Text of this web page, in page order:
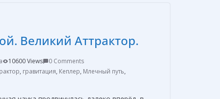
Великий Аттрактор.
10600 Views
0 Comments
, гравитация, Кеплер, Млечный путь,